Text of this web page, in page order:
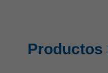
Productos